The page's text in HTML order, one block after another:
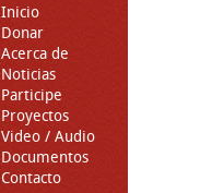
Inicio
Donar
Acerca de
Noticias
Participe
Proyectos
Video / Audio
Documentos
Contacto